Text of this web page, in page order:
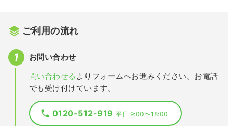
ご利用の流れ
お問い合わせ
問い合わせる よりフォームへお進みください。お電話
でも受け付けています。
0120-512-919平日 9:00〜18:00